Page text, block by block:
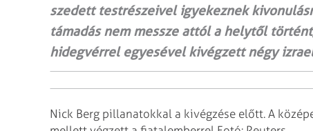
szedett testrészeivel igyekeznek
támadás nem messze attól a helytől
hidegvérrel egyesével kivégzett négy
Nick Berg pillanatokkal a kivégzése előtt. A